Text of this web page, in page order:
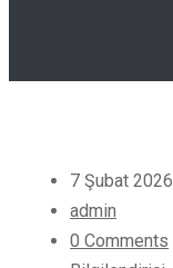
7 Şubat 2026
admin
0 Comments